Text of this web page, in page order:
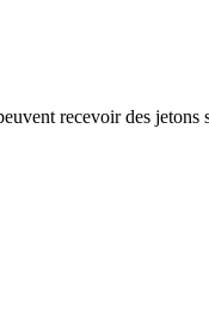
recevoir des